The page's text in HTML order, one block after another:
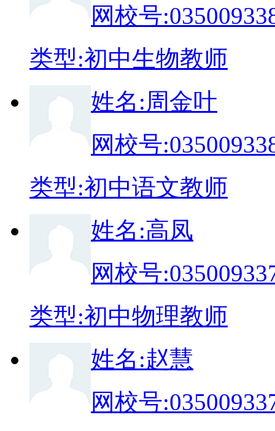
网校号:
类型:初中生物教师
姓名:周金叶
网校号:
类型:初中语文教师
姓名:高凤
网校号:
类型:初中物理教师
姓名:赵慧
网校号: